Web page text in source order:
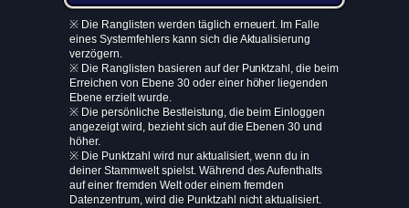
※ Die Ranglisten werden täglich erneuert. Im Falle
eines Systemfehlers kann sich die Aktualisierung
verzögern.
※ Die Ranglisten basieren auf der Punktzahl, die beim
Erreichen von Ebene 30 oder einer höher liegenden
Ebene erzielt wurde.
※ Die persönliche Bestleistung, die beim Einloggen
angezeigt wird, bezieht sich auf die Ebenen 30 und
höher.
※ Die Punktzahl wird nur aktualisiert, wenn du in
deiner Stammwelt spielst. Während des Aufenthalts
auf einer fremden Welt oder einem fremden
Datenzentrum, wird die Punktzahl nicht aktualisiert.